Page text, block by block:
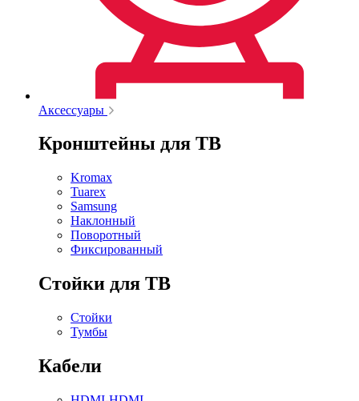
Аксессуары
Кронштейны для ТВ
Kromax
Tuarex
Samsung
Наклонный
Поворотный
Фиксированный
Стойки для ТВ
Стойки
Тумбы
Кабели